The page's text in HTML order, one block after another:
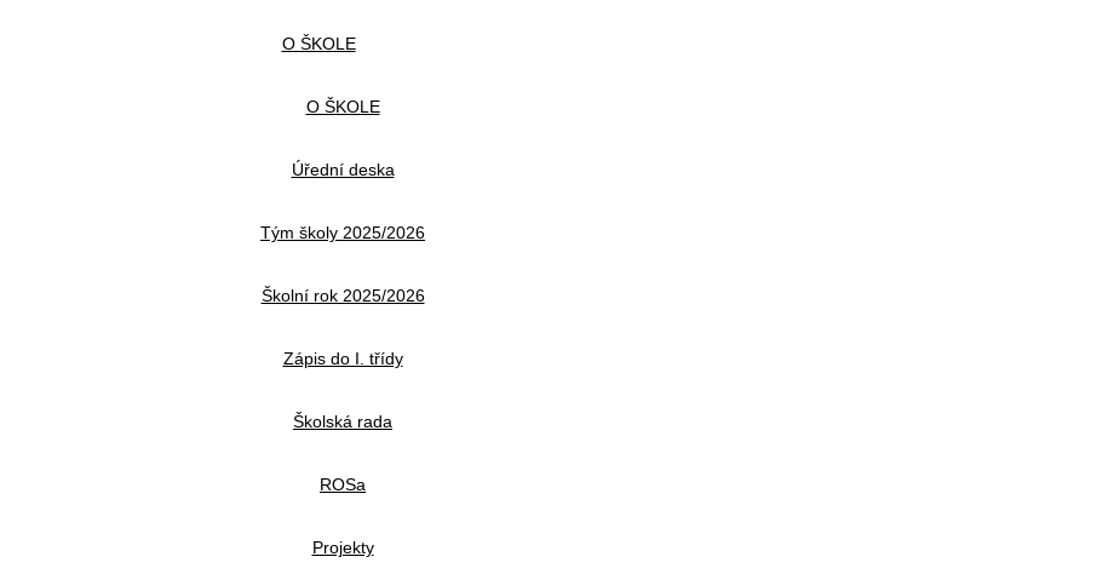
O ŠKOLE
O ŠKOLE
Úřední deska
Tým školy 2025/2026
Školní rok 2025/2026
Zápis do I. třídy
Školská rada
ROSa
Projekty